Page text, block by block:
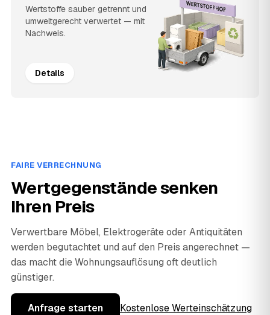
Wertstoffe sauber getrennt und
umweltgerecht verwertet — mit
Nachweis.
Details
FAIRE VERRECHNUNG
Wertgegenstände senken
Ihren Preis
Verwertbare Möbel, Elektrogeräte oder Antiquitäten
werden begutachtet und auf den Preis angerechnet —
das macht die Wohnungsauflösung oft deutlich
günstiger.
Anfrage starten Kostenlose Werteinschätzung